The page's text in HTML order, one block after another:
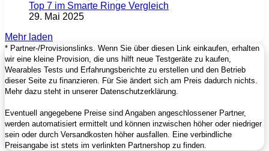
Top 7 im Smarte Ringe Vergleich
29. Mai 2025
Mehr laden
* Partner-/Provisionslinks. Wenn Sie über diesen Link einkaufen, erhalten
wir eine kleine Provision, die uns hilft neue Testgeräte zu kaufen,
Wearables Tests und Erfahrungsberichte zu erstellen und den Betrieb
dieser Seite zu finanzieren. Für Sie ändert sich am Preis dadurch nichts.
Mehr dazu steht in unserer Datenschutzerklärung.
Eventuell angegebene Preise sind Angaben angeschlossener Partner,
werden automatisiert ermittelt und können inzwischen höher oder niedriger
sein oder durch Versandkosten höher ausfallen. Eine verbindliche
Preisangabe ist stets im verlinkten Partnershop zu finden.